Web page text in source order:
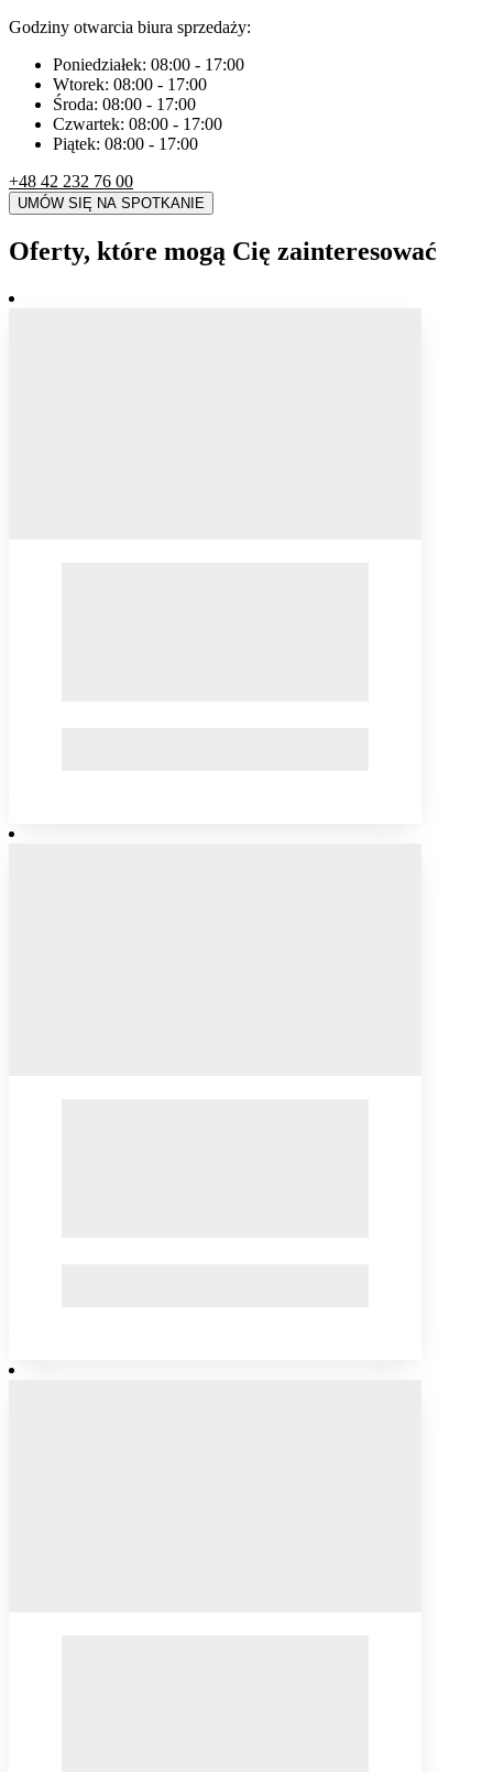
Godziny otwarcia biura sprzedaży:
Poniedziałek: 08:00 - 17:00
Wtorek: 08:00 - 17:00
Środa: 08:00 - 17:00
Czwartek: 08:00 - 17:00
Piątek: 08:00 - 17:00
+48 42 232 76 00
UMÓW SIĘ NA SPOTKANIE
Oferty, które mogą Cię zainteresować